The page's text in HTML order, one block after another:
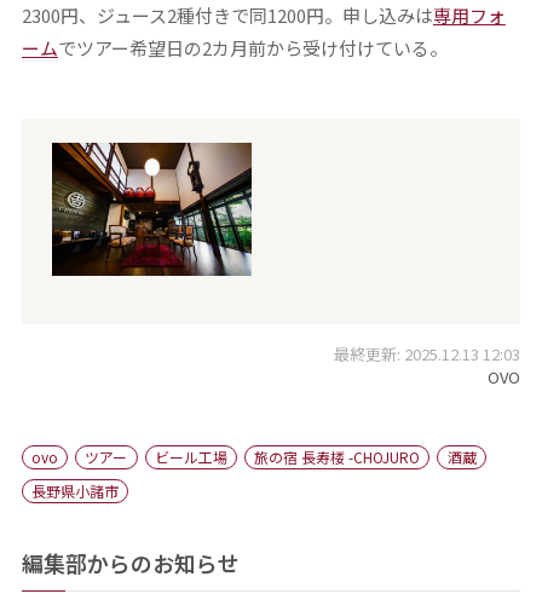
2300円、ジュース2種付きで同1200円。申し込みは専用フォ
ームでツアー希望日の2カ月前から受け付けている。
最終更新: 2025.12.13 12:03
OVO
ovo ツアー ビール工場 旅の宿 長寿楼 -CHOJURO
酒蔵
長野県小諸市
編集部からのお知らせ